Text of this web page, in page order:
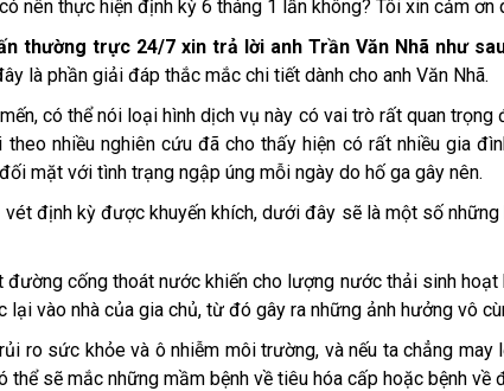
có nên thực hiện định kỳ 6 tháng 1 lần không? Tôi xin cảm ơn
thường trực 24/7 xin trả lời anh Trần Văn Nhã như
là phần giải đáp thắc mắc chi tiết dành cho anh Văn Nhã.
có thể nói loại hình dịch vụ này có vai trò rất quan
theo nhiều nghiên cứu đã cho thấy hiện có rất nhiều gia
mặt với tình trạng ngập úng mỗi ngày do hố ga gây nên.
vét định kỳ được khuyến khích, dưới đây sẽ là một số
đường cống thoát nước khiến cho lượng nước thải sinh
lại vào nhà của gia chủ, từ đó gây ra những ảnh hưởng vô
ro sức khỏe và ô nhiễm môi trường, và nếu ta chẳng
thể sẽ mắc những mầm bệnh về tiêu hóa cấp hoặc bệnh về